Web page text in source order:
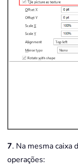
7. Na mesma caixa
operações: